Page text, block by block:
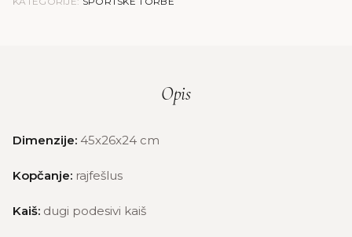
Opis
Dimenzije: 45x26x24 cm
Kopčanje: rajfešlus
Kaiš: dugi podesivi kaiš